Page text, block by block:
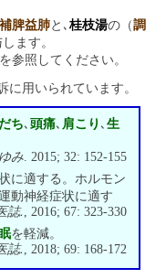
補脾益肺と､ 桂枝湯の（調
ます。
を参照してください。
に用いられています。
ち､頭痛､ 肩こり ､生
み. 2015; 32: 152-155
に適する。ホルモン
動神経症状に適す
誌.
, 2016; 67: 323-330
を軽減。
誌. , 2018; 69: 168-172